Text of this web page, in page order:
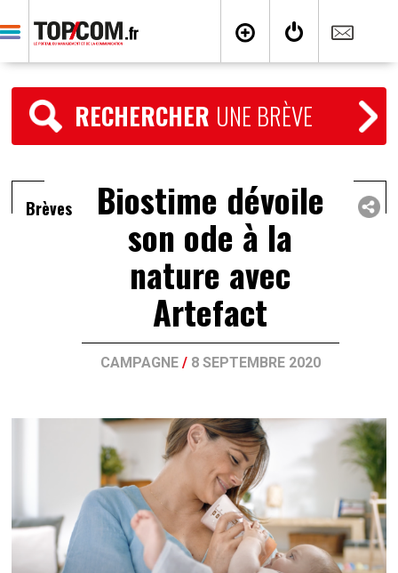
RECHERCHER UNE BRÈVE
Brèves Biostime dévoile
son ode à la
nature avec
Artefact
CAMPAGNE/ 8 SEPTEMBRE 2020